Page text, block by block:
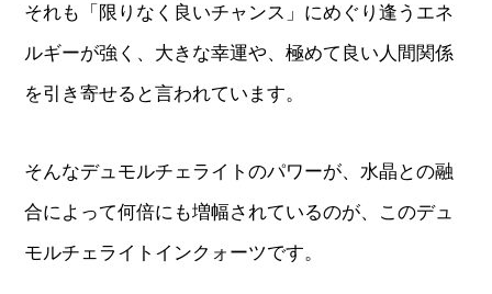
それも「限りなく良いチャンス」にめぐり逢うエネ
ルギーが強く、大きな幸運や、極めて良い人間関係
を引き寄せると言われています。
そんなデュモルチェライトのパワーが、水晶との融
合によって何倍にも増幅されているのが、このデュ
モルチェライトインクォーツです。